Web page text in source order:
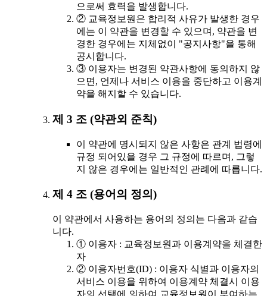
으로써 효력을 발생합니다.
② 교육정보원은 합리적 사유가 발생한 경우
에는 이 약관을 변경할 수 있으며, 약관을 변
경한 경우에는 지체없이 "공지사항"을 통해
공시합니다.
③ 이용자는 변경된 약관사항에 동의하지 않
으면, 언제나 서비스 이용을 중단하고 이용계
약을 해지할 수 있습니다.
제 3 조 (약관외 준칙)
이 약관에 명시되지 않은 사항은 관계 법령에
규정 되어있을 경우 그 규정에 따르며, 그렇
지 않은 경우에는 일반적인 관례에 따릅니다.
제 4 조 (용어의 정의)
이 약관에서 사용하는 용어의 정의는 다음과 같습
니다.
① 이용자 : 교육정보원과 이용계약을 체결한
자
② 이용자번호(ID) : 이용자 식별과 이용자의
서비스 이용을 위하여 이용계약 체결시 이용